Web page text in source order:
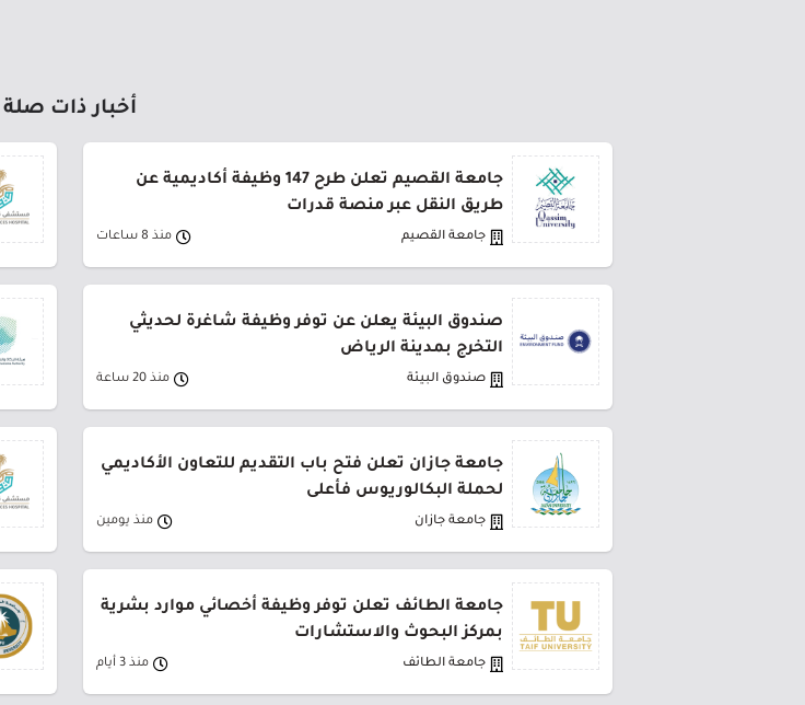
أخبار ذات صلة
جامعة القصيم تعلن طرح 147 وظيفة أكاديمية عن
طريق النقل عبر منصة قدرات
جامعة القصيم منذ 8 ساعات
صندوق البيئة يعلن عن توفر وظيفة شاغرة لحديثي
التخرج بمدينة الرياض
صندوق البيئة منذ 20 ساعة
جامعة جازان تعلن فتح باب التقديم للتعاون الأكاديمي
لحملة البكالوريوس فأعلى
جامعة جازان منذ يومين
جامعة الطائف تعلن توفر وظيفة أخصائي موارد بشرية
بمركز البحوث والاستشارات
جامعة الطائف منذ 3 أيام